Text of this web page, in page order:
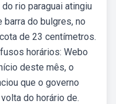
rio paraguai atingiu
barra do bulgres, no
de 23 centímetros.
horários: Webo
deste mês, o
que o governo
do horário de.